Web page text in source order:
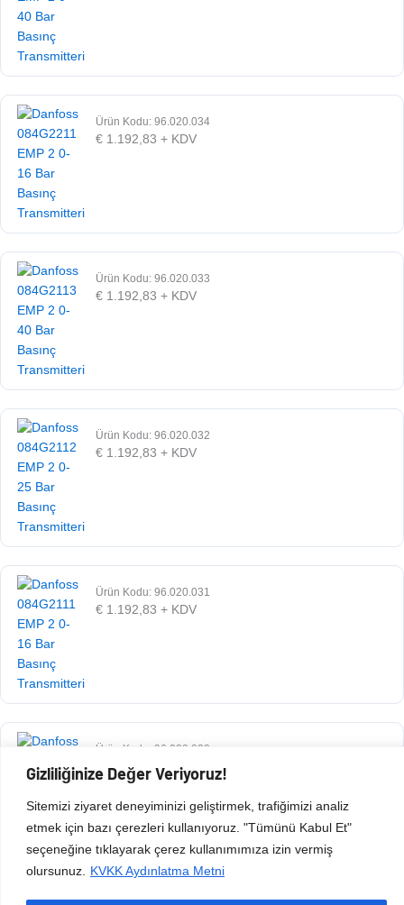
Gizliliğinize Değer Veriyoruz!
Sitemizi ziyaret deneyiminizi geliştirmek, trafiğimizi analiz
etmek için bazı çerezleri kullanıyoruz. "Tümünü Kabul Et"
seçeneğine tıklayarak çerez kullanımımıza izin vermiş
olursunuz.
KVKK Aydınlatma Metni
Ürün Kodu: 96.020.034
€ 1.192,83 + KDV
Ürün Kodu: 96.020.033
€ 1.192,83 + KDV
Ürün Kodu: 96.020.032
€ 1.192,83 + KDV
Ürün Kodu: 96.020.031
€ 1.192,83 + KDV
Ürün Kodu: 96.020.030
1.192,83+ KDV